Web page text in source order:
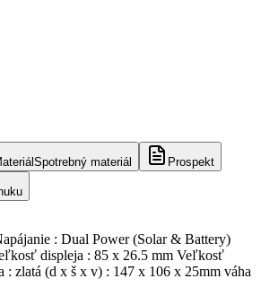
Spotrebný materiál Prospekt
: Dual Power (Solar & Battery)
displeja : 85 x 26.5 mm Veľkosť
: zlatá (d x š x v) : 147 x 106 x 25mm váha